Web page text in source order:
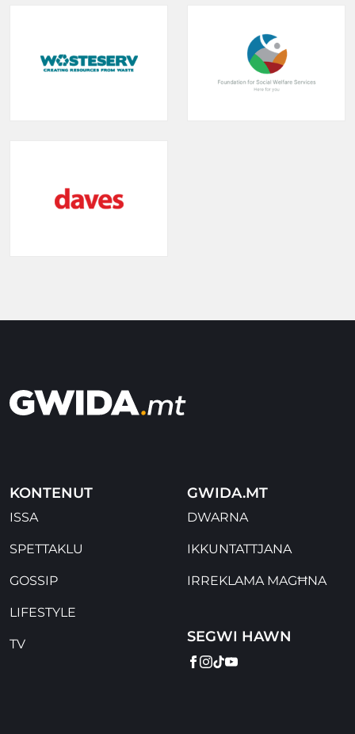
KONTENUT
ISSA
SPETTAKLU
GOSSIP
LIFESTYLE
TV
GWIDA.MT
DWARNA
IKKUNTATTJANA
IRREKLAMA MAGĦNA
SEGWI HAWN
FACEBOOK
INSTAGRAM
TIKTOK
YOUTUBE